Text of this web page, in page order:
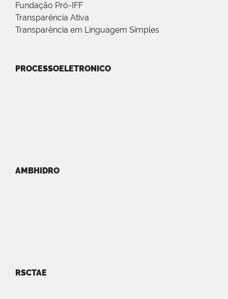
Fundação Pró-IFF
Transparência Ativa
Transparência em Linguagem Simples
PROCESSOELETRONICO
AMBHIDRO
RSCTAE